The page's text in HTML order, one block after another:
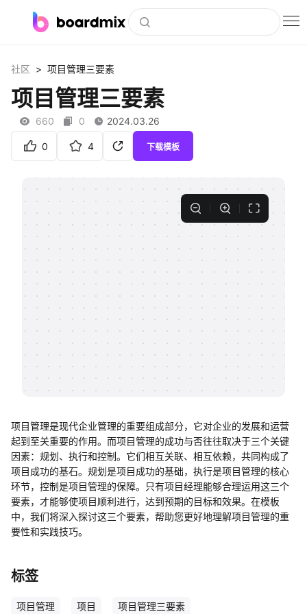
社区资源
下载
客户案例
支持
帮助中心
社区 > 项目管理三要素
项目管理三要素
660 0 2024.03.26
0 4 下载模板
项目管理是现代企业管理的重要组成部分，它对企业的发展和运营
起到至关重要的作用。而项目管理的成功与否往往取决于三个关键
因素：规划、执行和控制。它们相互关联、相互依赖，共同构成了
项目成功的基石。规划是项目成功的基础，执行是项目管理的核心
环节，控制是项目管理的保障。只有项目经理能够合理运用这三个
要素，才能够使项目顺利进行，达到预期的目标和效果。在模板
中，我们将深入探讨这三个要素，帮助您更好地理解项目管理的重
要性和实践技巧。
标签
项目管理 项目 项目管理三要素